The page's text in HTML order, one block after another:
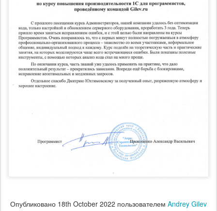
Опубликовано 18th October 2022 пользователем Andrey Gilev